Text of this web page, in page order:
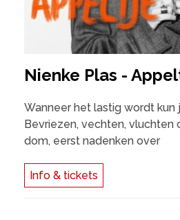
Nienke Plas -
Wanneer het lastig wordt kun
Bevriezen, vechten, vluchten
dom, eerst nadenken over
Info & tickets